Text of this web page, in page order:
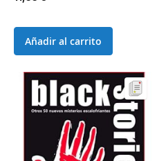
Añadir al carrito